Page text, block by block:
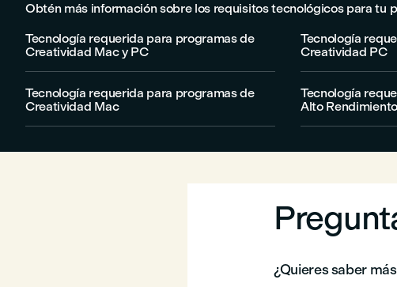
Obtén más información sobre los requisitos tecnológicos para tu
Tecnología requerida para programas de
Creatividad Mac y PC
Tecnología requerida para programas de
Creatividad Mac
Tecnología
Creatividad PC
Tecnología
Alto Rendimiento
¿Quieres saber